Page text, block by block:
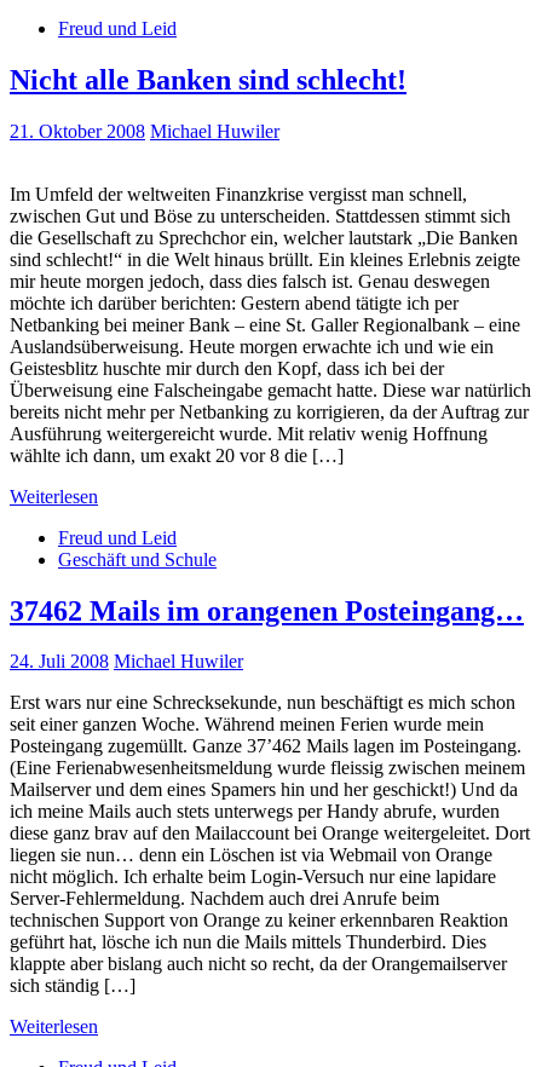
Freud und Leid
Nicht alle Banken sind schlecht!
21. Oktober 2008 Michael Huwiler
Im Umfeld der weltweiten Finanzkrise vergisst man schnell,
zwischen Gut und Böse zu unterscheiden. Stattdessen stimmt sich
die Gesellschaft zu Sprechchor ein, welcher lautstark „Die Banken
sind schlecht!“ in die Welt hinaus brüllt. Ein kleines Erlebnis zeigte
mir heute morgen jedoch, dass dies falsch ist. Genau deswegen
möchte ich darüber berichten: Gestern abend tätigte ich per
Netbanking bei meiner Bank – eine St. Galler Regionalbank – eine
Auslandsüberweisung. Heute morgen erwachte ich und wie ein
Geistesblitz huschte mir durch den Kopf, dass ich bei der
Überweisung eine Falscheingabe gemacht hatte. Diese war natürlich
bereits nicht mehr per Netbanking zu korrigieren, da der Auftrag zur
Ausführung weitergereicht wurde. Mit relativ wenig Hoffnung
wählte ich dann, um exakt 20 vor 8 die […]
Weiterlesen
Freud und Leid
Geschäft und Schule
37462 Mails im orangenen Posteingang…
24. Juli 2008 Michael Huwiler
Erst wars nur eine Schrecksekunde, nun beschäftigt es mich schon
seit einer ganzen Woche. Während meinen Ferien wurde mein
Posteingang zugemüllt. Ganze 37’462 Mails lagen im Posteingang.
(Eine Ferienabwesenheitsmeldung wurde fleissig zwischen meinem
Mailserver und dem eines Spamers hin und her geschickt!) Und da
ich meine Mails auch stets unterwegs per Handy abrufe, wurden
diese ganz brav auf den Mailaccount bei Orange weitergeleitet. Dort
liegen sie nun… denn ein Löschen ist via Webmail von Orange
nicht möglich. Ich erhalte beim Login-Versuch nur eine lapidare
Server-Fehlermeldung. Nachdem auch drei Anrufe beim
technischen Support von Orange zu keiner erkennbaren Reaktion
geführt hat, lösche ich nun die Mails mittels Thunderbird. Dies
klappte aber bislang auch nicht so recht, da der Orangemailserver
sich ständig […]
Weiterlesen